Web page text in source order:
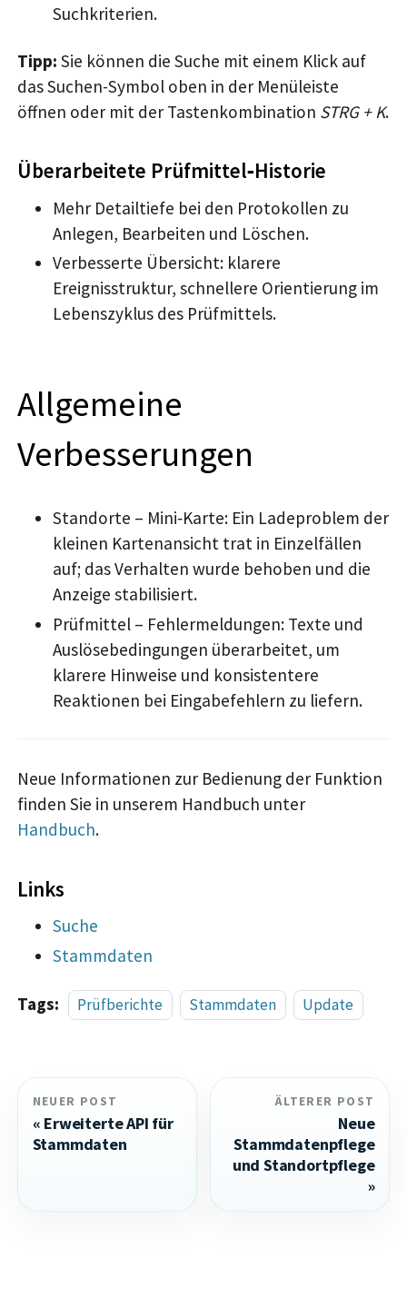
Suchkriterien.
Tipp: Sie können die Suche mit einem Klick auf
das Suchen-Symbol oben in der Menüleiste
öffnen oder mit der Tastenkombination STRG + K.
Überarbeitete Prüfmittel‑Historie
Mehr Detailtiefe bei den Protokollen zu
Anlegen, Bearbeiten und Löschen.
Verbesserte Übersicht: klarere
Ereignisstruktur, schnellere Orientierung im
Lebenszyklus des Prüfmittels.
Allgemeine
Verbesserungen
Standorte – Mini‑Karte: Ein Ladeproblem der
kleinen Kartenansicht trat in Einzelfällen
auf; das Verhalten wurde behoben und die
Anzeige stabilisiert.
Prüfmittel – Fehlermeldungen: Texte und
Auslösebedingungen überarbeitet, um
klarere Hinweise und konsistentere
Reaktionen bei Eingabefehlern zu liefern.
Neue Informationen zur Bedienung der Funktion
finden Sie in unserem Handbuch unter
Handbuch.
Links
Suche
Stammdaten
Tags: Prüfberichte Stammdaten Update
NEUER POST
Erweiterte API für
Stammdaten
ÄLTERER POST
Neue
Stammdatenpflege
und Standortpflege